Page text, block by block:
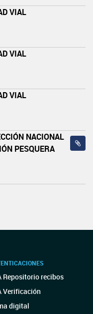
VIAL
VIAL
VIAL
NACIONAL
PESQUERA
“PROF. DR. JUAN P.
DR. JUAN P.